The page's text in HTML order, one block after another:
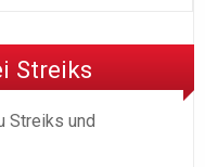
Streiks
Streiks und